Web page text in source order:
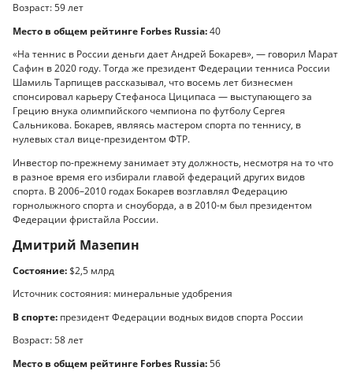
Возраст: 59 лет
Место в общем рейтинге Forbes Russia:40
«На теннис в России деньги дает Андрей Бокарев», — говорил Марат
Сафин в 2020 году. Тогда же президент Федерации тенниса России
Шамиль Тарпищев рассказывал, что восемь лет бизнесмен
спонсировал карьеру Стефаноса Циципаса — выступающего за
Грецию внука олимпийского чемпиона по футболу Сергея
Сальникова. Бокарев, являясь мастером спорта по теннису, в
нулевых стал вице-президентом ФТР.
Инвестор по-прежнему занимает эту должность, несмотря на то что
в разное время его избирали главой федераций других видов
спорта. В 2006–2010 годах Бокарев возглавлял Федерацию
горнолыжного спорта и сноуборда, а в 2010-м был президентом
Федерации фристайла России.
Дмитрий Мазепин
Состояние:$2,5 млрд
Источник состояния: минеральные удобрения
В спорте: президент Федерации водных видов спорта России
Возраст: 58 лет
Место в общем рейтинге Forbes Russia:56